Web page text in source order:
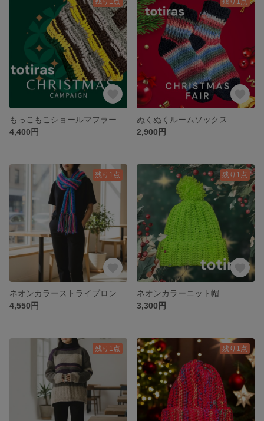
もっこもこショールマフラー
4,400円
ぬくぬくルームソックス
2,900円
残り1点
4,550円
残り1点
ネオンカラーニット帽
3,300円
残り1点 残り1点